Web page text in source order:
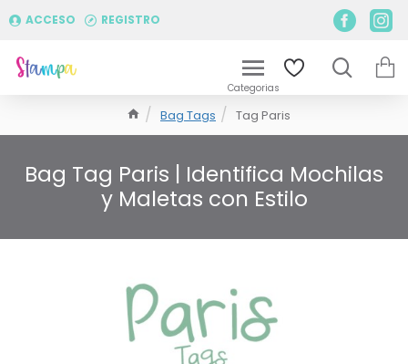
ACCESO REGISTRO
Bag Tags Tag Paris
Bag Tag Paris | Identifica Mochilas
y Maletas con Estilo